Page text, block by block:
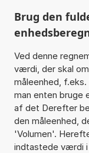
Brug den
Ved denne
værdi, der skal
måleenhed,
man enten bruge
af det Derefter
den måleenhed,
'Volumen'.
indtastede værdi i